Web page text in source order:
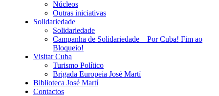
Núcleos
Outras iniciativas
Solidariedade
Solidariedade
Campanha de Solidariedade – Por Cuba! Fim ao
Bloqueio!
Visitar Cuba
Turismo Político
Brigada Europeia José Martí
Biblioteca José Martí
Contactos